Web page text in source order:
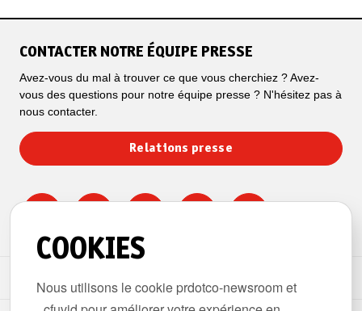
CONTACTER NOTRE ÉQUIPE PRESSE
Avez-vous du mal à trouver ce que vous cherchiez ? Avez-
vous des questions pour notre équipe presse ? N'hésitez pas à
nous contacter.
Relations presse
COOKIES
Nous utilisons le cookie prdotco-newsroom et